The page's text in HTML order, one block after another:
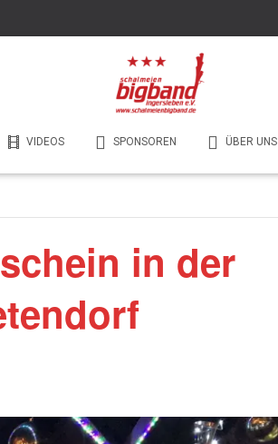
VIDEOS SPONSOREN ÜBER UNS
in der